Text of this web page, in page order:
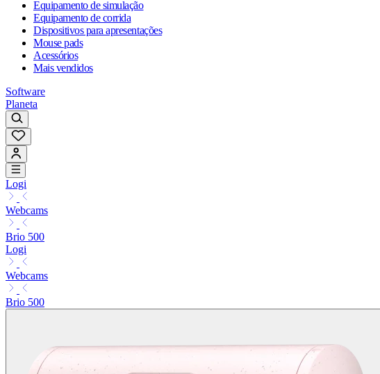
Equipamento de simulação
Equipamento de corrida
Dispositivos para apresentações
Mouse pads
Acessórios
Mais vendidos
Software
Planeta
Logi
Webcams
Brio 500
Logi
Webcams
Brio 500